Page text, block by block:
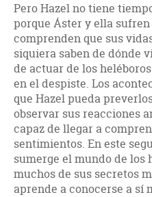
Pero Hazel no tiene
porque Áster y ella
comprenden que sus
siquiera saben de dónde
de actuar de los
en el despiste. Los
que Hazel pueda
observar sus reacciones
capaz de llegar a
sentimientos. En este
sumerge el mundo de los
muchos de sus secretos
aprende a conocerse a sí